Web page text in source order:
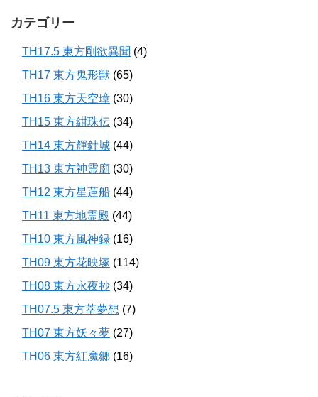
カテゴリー
TH17.5 東方剛欲異聞 (4)
TH17 東方鬼形獣 (65)
TH16 東方天空璋 (30)
TH15 東方紺珠伝 (34)
TH14 東方輝針城 (44)
TH13 東方神霊廟 (30)
TH12 東方星蓮船 (44)
TH11 東方地霊殿 (44)
TH10 東方風神録 (16)
TH09 東方花映塚 (114)
TH08 東方永夜抄 (34)
TH07.5 東方萃夢想 (7)
TH07 東方妖々夢 (27)
TH06 東方紅魔郷 (16)